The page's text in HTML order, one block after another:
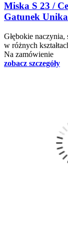
Miska S 23 /
Gatunek
Głębokie naczynia,
w różnych
Na zamówienie
zobacz szczegóły